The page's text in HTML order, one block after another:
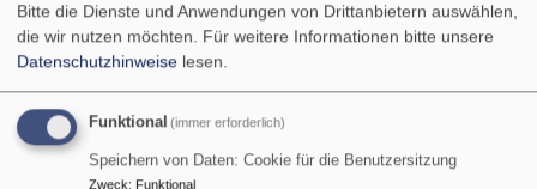
Aktuelles
Bitte die Dienste und Anwendungen von Drittanbietern auswählen,
die wir nutzen möchten. Für weitere Informationen bitte unsere
Datenschutzhinweise lesen.
Funktional (immer erforderlich)
Speichern von Daten: Cookie für die Benutzersitzung
Zweck: Funktional